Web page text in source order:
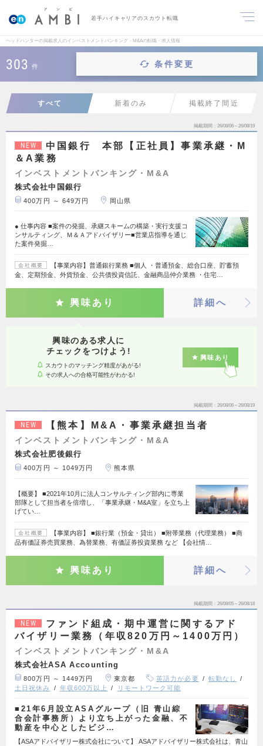
若手ハイキャリアのスカウト転職
ヘッドハンターの掲載求人のインベストメントバンキング・M&Aの転職・求人情報
303 件 条件変更
すべて 新着のみ 掲載終了間近
掲載期間 26/08/06～26/08/19
NEW
中国銀行 本部【正社員】事業承継・M
＆A業務
インベストメントバンキング・M&A
株式会社中国銀行
400万円 ～ 649万円 岡山県
● 仕事内容 ■案件の発掘、承継スキームの構築・実行支援コ
ンサルティング、Ｍ＆Ａアドバイザリー■営業店指導を通じ
た案件発掘…
会社概要
【事業内容】普通銀行業務 ■個人 ・普通預金、総合口座、貯蓄預
金、定期預金、外貨預金、公共債投資信託、金融商品仲介業務 ・住宅…
興味あり 詳細へ
興味のある求人に
チェックをつけよう!
スカウトのマッチング精度があがる!
その求人への合格可能性がわかる!
興味あり
掲載期間 26/08/06～26/08/19
NEW 【熊本】M&A・事業承継担当者
インベストメントバンキング・M&A
株式会社肥後銀行
400万円 ～ 1049万円 熊本県
【概要】 ■2021年10月に法人コンサルティング部内に専業
部隊として担当者を倍増し、「事業承継・M&A室」を立ち上
げてい…
会社概要
【事業内容】 ■銀行業（預金・貸出） ■附帯業務（代理業務） ■商
品有価証券売買業務、為替業務、有価証券投資業務 など 【会社情…
興味あり 詳細へ
掲載期間 26/08/05～26/08/18
NEW
ファンド組成・期中運営に関するアド
バイザリー業務（年収820万円～1400万円）
インベストメントバンキング・M&A
株式会社ASA Accounting
800万円 ～ 1449万円 東京都 英語力が必要
転勤なし
土日祝休み
年収600万以上 リモートワーク可能
■21年6月設立ASAグループ（旧 青山綜
合会計事務所）より立ち上がった金融、不
動産を中心としたビジ…
【ASAアドバイザリー株式会社について】 ASAアドバイザリー株式会社は、青山